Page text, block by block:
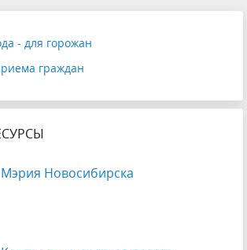
- для горожан
граждан
Мэрия Новосибирска